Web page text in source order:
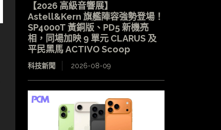
【2026 高級音響展】
Astell&Kern 旗艦陣容強勢登場！
SP4000T 黃銅版、PD5 新機亮
相，同場加映 9 單元 CLARUS 及
平民黑馬 ACTIVO Scoop
科技新聞 2026-08-09